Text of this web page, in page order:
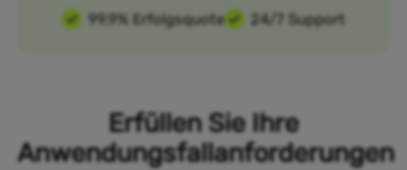
99,9% Erfolgsquote
24/7 Support
Erfüllen Sie Ihre
Anwendungsfallanforderungen